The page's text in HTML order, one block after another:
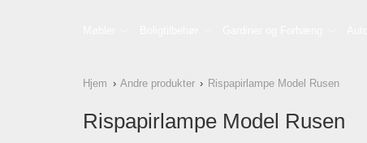
Hjem Andre produkter Rispapirlampe Model Rusen
Rispapirlampe Model Rusen